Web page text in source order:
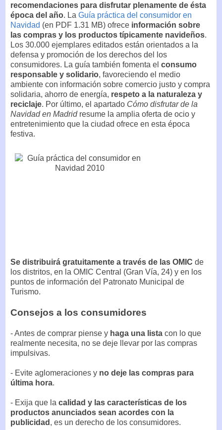
recomendaciones para disfrutar plenamente de ésta
época del año. La Guía práctica del consumidor en
Navidad (en PDF 1.31 MB) ofrece información sobre
las compras y los productos típicamente navideños.
Los 30.000 ejemplares editados están orientados a la
defensa y promoción de los derechos del los
consumidores. La guía también fomenta el consumo
responsable y solidario, favoreciendo el medio
ambiente con información sobre comercio justo y compra
solidaria, ahorro de energía, respeto a la naturaleza y
reciclaje. Por último, el apartado Cómo disfrutar de la
Navidad en Madridresume la amplia oferta de ocio y
entretenimiento que la ciudad ofrece en esta época
festiva.
Se distribuirá gratuitamente a través de las OMIC de
los distritos, en la OMIC Central (Gran Vía, 24) y en los
puntos de información del Patronato Municipal de
Turismo.
Consejos a los consumidores
- Antes de comprar piense y haga una lista con lo que
realmente necesita, no se deje llevar por las compras
impulsivas.
- Evite aglomeraciones y no deje las compras para
última hora.
- Exija que la calidad y las características de los
productos anunciados sean acordes con la
publicidad , es un derecho de los consumidores.